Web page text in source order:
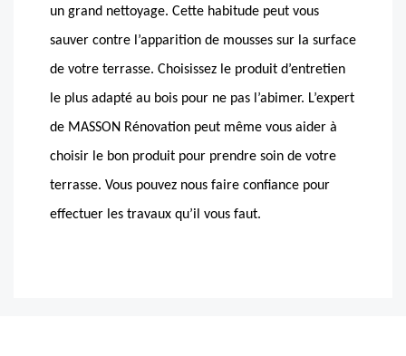
un grand nettoyage. Cette habitude peut vous
sauver contre l’apparition de mousses sur la surface
de votre terrasse. Choisissez le produit d’entretien
le plus adapté au bois pour ne pas l’abimer. L’expert
de MASSON Rénovation peut même vous aider à
choisir le bon produit pour prendre soin de votre
terrasse. Vous pouvez nous faire confiance pour
effectuer les travaux qu’il vous faut.